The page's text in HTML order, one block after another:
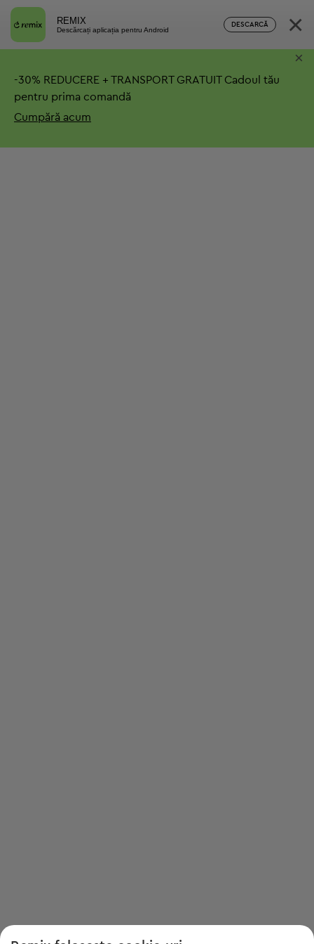
REMIX
Descărcați aplicația pentru Android
DESCARCĂ ×
-30% REDUCERE + TRANSPORT GRATUITCadoul tău
pentru prima comandă
Cumpără acum
×